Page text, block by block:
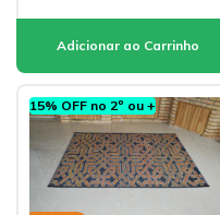
15% OFF no 2º ou +